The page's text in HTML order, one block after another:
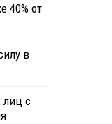
40% от
в
лиц с